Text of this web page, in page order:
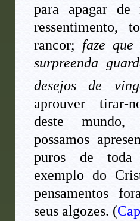
para apagar de
ressentimento,
rancor; faze
surpreenda
desejos de
aprouver tirar-
deste
possamos
puros de toda
exemplo do
pensamentos
seus algozes. (